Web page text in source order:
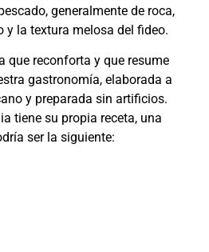
generalmente de roca,
y la textura melosa del fideo.
que reconforta y que resume
gastronomía, elaborada a
y preparada sin artificios.
tiene su propia receta, una
ser la siguiente: